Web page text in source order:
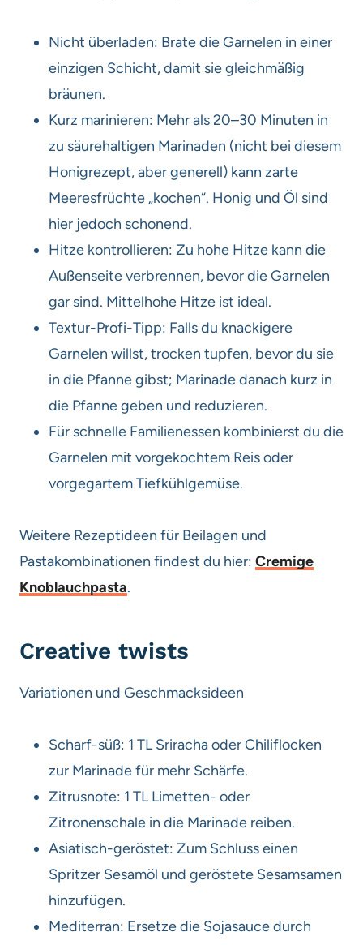
Nicht überladen: Brate die Garnelen in einer
einzigen Schicht, damit sie gleichmäßig
bräunen.
Kurz marinieren: Mehr als 20–30 Minuten in
zu säurehaltigen Marinaden (nicht bei diesem
Honigrezept, aber generell) kann zarte
Meeresfrüchte „kochen“. Honig und Öl sind
hier jedoch schonend.
Hitze kontrollieren: Zu hohe Hitze kann die
Außenseite verbrennen, bevor die Garnelen
gar sind. Mittelhohe Hitze ist ideal.
Textur-Profi-Tipp: Falls du knackigere
Garnelen willst, trocken tupfen, bevor du sie
in die Pfanne gibst; Marinade danach kurz in
die Pfanne geben und reduzieren.
Für schnelle Familienessen kombinierst du die
Garnelen mit vorgekochtem Reis oder
vorgegartem Tiefkühlgemüse.
Weitere Rezeptideen für Beilagen und
Pastakombinationen findest du hier: Cremige
Knoblauchpasta.
Creative twists
Variationen und Geschmacksideen
Scharf-süß: 1 TL Sriracha oder Chiliflocken
zur Marinade für mehr Schärfe.
Zitrusnote: 1 TL Limetten- oder
Zitronenschale in die Marinade reiben.
Asiatisch-geröstet: Zum Schluss einen
Spritzer Sesamöl und geröstete Sesamsamen
hinzufügen.
Mediterran: Ersetze die Sojasauce durch